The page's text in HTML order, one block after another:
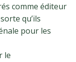
comme éditeur
qu’ils
pour les
le